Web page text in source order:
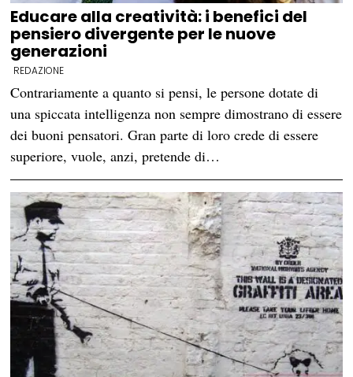
Educare alla creatività: i benefici del
pensiero divergente per le nuove
generazioni
REDAZIONE
Contrariamente a quanto si pensi, le persone dotate di
una spiccata intelligenza non sempre dimostrano di essere
dei buoni pensatori. Gran parte di loro crede di essere
superiore, vuole, anzi, pretende di…